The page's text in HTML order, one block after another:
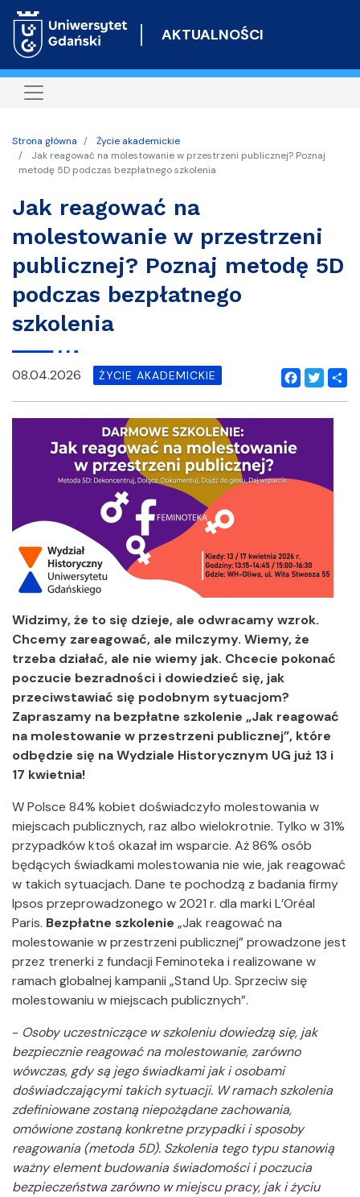
do
AKTUALNOŚCI
Strona główna
Życie akademickie
Jak reagować na molestowanie w przestrzeni publicznej? Poznaj
metodę 5D podczas bezpłatnego szkolenia
Jak reagować na
molestowanie w przestrzeni
publicznej? Poznaj metodę 5D
podczas bezpłatnego
szkolenia
Facebook
Twitter
08.04.2026 ŻYCIE AKADEMICKIE
Widzimy, że to się dzieje, ale odwracamy wzrok.
Chcemy zareagować, ale milczymy. Wiemy, że
trzeba działać, ale nie wiemy jak. Chcecie pokonać
poczucie bezradności i dowiedzieć się, jak
przeciwstawiać się podobnym sytuacjom?
Zapraszamy na bezpłatne szkolenie „Jak reagować
na molestowanie w przestrzeni publicznej”, które
odbędzie się na Wydziale Historycznym UG już 13 i
17 kwietnia!
W Polsce 84% kobiet doświadczyło molestowania w
miejscach publicznych, raz albo wielokrotnie. Tylko w 31%
przypadków ktoś okazał im wsparcie. Aż 86% osób
będących świadkami molestowania nie wie, jak reagować
w takich sytuacjach. Dane te pochodzą z badania firmy
Ipsos przeprowadzonego w 2021 r. dla marki L’Oréal
Paris. Bezpłatne szkolenie „Jak reagować na
molestowanie w przestrzeni publicznej” prowadzone jest
przez trenerki z fundacji Feminoteka i realizowane w
ramach globalnej kampanii „Stand Up. Sprzeciw się
molestowaniu w miejscach publicznych”.
- Osoby uczestniczące w szkoleniu dowiedzą się, jak
bezpiecznie reagować na molestowanie, zarówno
wówczas, gdy są jego świadkami jak i osobami
doświadczającymi takich sytuacji. W ramach szkolenia
zdefiniowane zostaną niepożądane zachowania,
omówione zostaną konkretne przypadki i sposoby
reagowania (metoda 5D). Szkolenia tego typu stanowią
ważny element budowania świadomości i poczucia
bezpieczeństwa zarówno w miejscu pracy, jak i życiu